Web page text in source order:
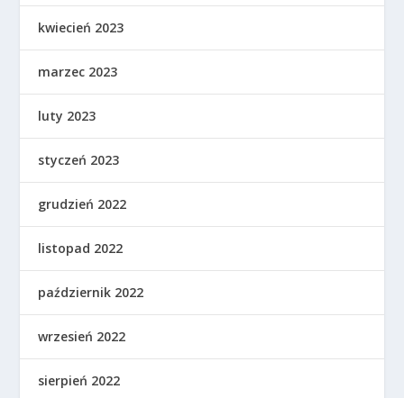
kwiecień 2023
marzec 2023
luty 2023
styczeń 2023
grudzień 2022
listopad 2022
październik 2022
wrzesień 2022
sierpień 2022